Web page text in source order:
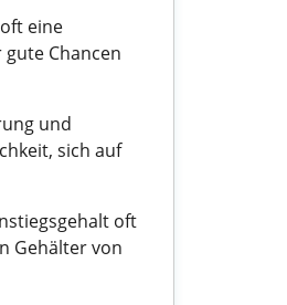
eine
Chancen
und
sich auf
oft
Gehälter von